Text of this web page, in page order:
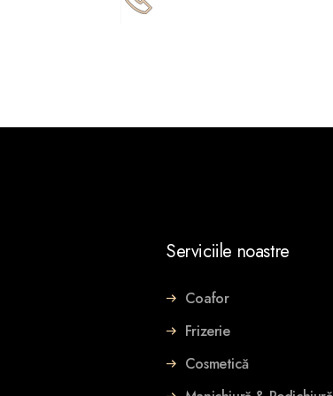
Serviciile noastre
Coafor
Frizerie
Cosmetică